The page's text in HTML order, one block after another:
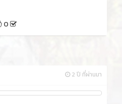
0
2 ปี ที่ผ่านมา